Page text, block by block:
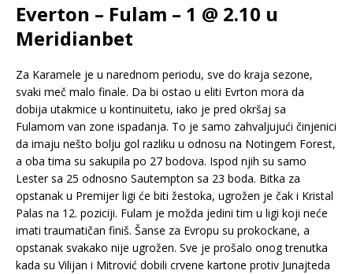
Everton – Fulam – 1 @ 2.10 u
Meridianbet
Za Karamele je u narednom periodu, sve do kraja sezone,
svaki meč malo finale. Da bi ostao u eliti Evrton mora da
dobija utakmice u kontinuitetu, iako je pred okršaj sa
Fulamom van zone ispadanja. To je samo zahvaljujući činjenici
da imaju nešto bolju gol razliku u odnosu na Notingem Forest,
a oba tima su sakupila po 27 bodova. Ispod njih su samo
Lester sa 25 odnosno Sautempton sa 23 boda. Bitka za
opstanak u Premijer ligi će biti žestoka, ugrožen je čak i Kristal
Palas na 12. poziciji. Fulam je možda jedini tim u ligi koji neće
imati traumatičan finiš. Šanse za Evropu su prokockane, a
opstanak svakako nije ugrožen. Sve je prošalo onog trenutka
kada su Vilijan i Mitrović dobili crvene kartone protiv Junajteda